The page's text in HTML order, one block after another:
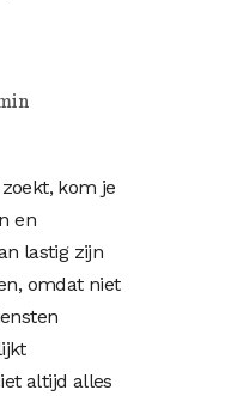
kom je
en
lastig zijn
omdat niet
altijd alles